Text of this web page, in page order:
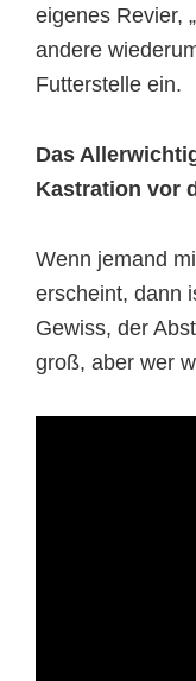
eigenes Revier,
andere
Futterstelle ein.
Das
Kastration vor
Wenn jemand
erscheint, dann
Gewiss, der
groß, aber wer